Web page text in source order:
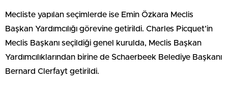
Mecliste yapılan seçimlerde ise Emin Özkara Meclis
Başkan Yardımcılığı görevine getirildi. Charles Picquet’in
Meclis Başkanı seçildiği genel kurulda, Meclis Başkan
Yardımcılıklarından birine de Schaerbeek Belediye Başkanı
Bernard Clerfayt getirildi.